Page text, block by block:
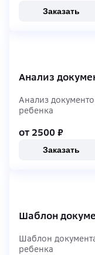
Заказать
Анализ
Анализ
ребенка
от 2500 ₽
Заказать
Шаблон
Шаблон
ребенка